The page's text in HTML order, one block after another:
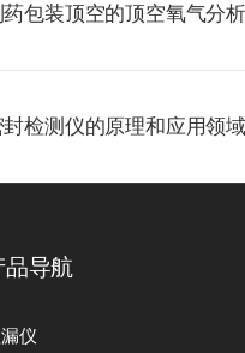
药包装顶空的顶空氧气分
封检测仪的原理和应用领
品导航
仪